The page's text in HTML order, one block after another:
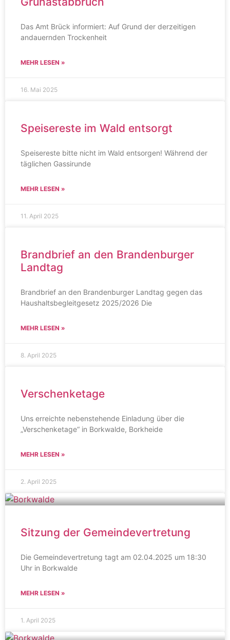
Das Amt Brück informiert: Auf Grund der derzeitigen
andauernden Trockenheit
MEHR LESEN »
16. Mai 2025
Speisereste im Wald entsorgt
Speisereste bitte nicht im Wald entsorgen! Während der
täglichen Gassirunde
MEHR LESEN »
11. April 2025
Brandbrief an den Brandenburger
Landtag
Brandbrief an den Brandenburger Landtag gegen das
Haushaltsbegleitgesetz 2025/2026 Die
MEHR LESEN »
8. April 2025
Verschenketage
Uns erreichte nebenstehende Einladung über die
„Verschenketage“ in Borkwalde, Borkheide
MEHR LESEN »
2. April 2025
Sitzung der Gemeindevertretung
Die Gemeindevertretung tagt am 02.04.2025 um 18:30
Uhr in Borkwalde
MEHR LESEN »
1. April 2025